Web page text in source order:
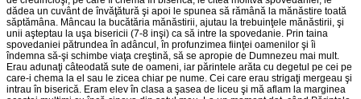
dădea un cuvânt de învăţătură şi apoi le spunea să rămână la mănăstire toată
săptămâna. Mâncau la bucătăria mănăstirii, ajutau la trebuinţele mănăstirii, şi
unii aşteptau la uşa bisericii (7-8 inşi) ca să intre la spovedanie. Prin taina
spovedaniei pătrundea în adâncul, în profunzimea fiinţei oamenilor şi îi
îndemna să-şi schimbe viaţa creştină, să se apropie de Dumnezeu mai mult.
Erau adunaţi câteodată sute de oameni, iar părintele arăta cu degetul pe cei pe
care-i chema la el sau le zicea chiar pe nume. Cei care erau strigaţi mergeau şi
intrau în biserică. Eram elev în clasa a şasea de liceu şi mă aflam la marginea